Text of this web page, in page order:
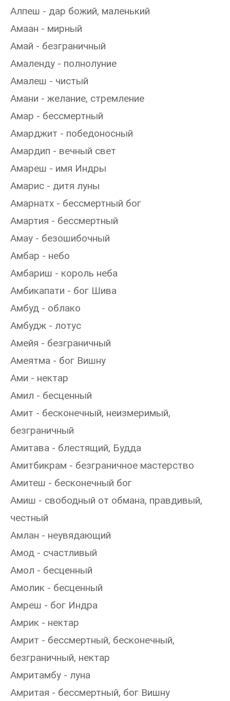
Алпеш - дар божий, маленький
Амаан - мирный
Амай - безграничный
Амаленду - полнолуние
Амалеш - чистый
Амани - желание, стремление
Амар - бессмертный
Амарджит - победоносный
Амардип - вечный свет
Амареш - имя Индры
Амарис - дитя луны
Амарнатх - бессмертный бог
Амартия - бессмертный
Амау - безошибочный
Амбар - небо
Амбариш - король неба
Амбикапати - бог Шива
Амбуд - облако
Амбудж - лотус
Амейя - безграничный
Амеятма - бог Вишну
Ами - нектар
Амил - бесценный
Амит - бесконечный, неизмеримый,
безграничный
Амитава - блестящий, Будда
Амитбикрам - безграничное мастерство
Амитеш - бесконечный бог
Амиш - свободный от обмана, правдивый,
честный
Амлан - неувядающий
Амод - счастливый
Амол - бесценный
Амолик - бесценный
Амреш - бог Индра
Амрик - нектар
Амрит - бессмертный, бесконечный,
безграничный, нектар
Амритамбу - луна
Амритая - бессмертный, бог Вишну